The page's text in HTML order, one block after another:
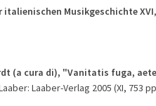
Musikgeschichte XVI
(a cura di), "Vanitatis fuga,
Laaber-Verlag 2005 (XI, 753